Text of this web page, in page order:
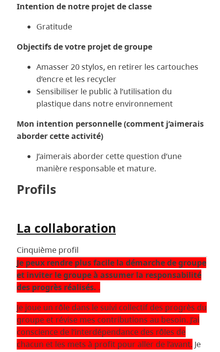
Intention de notre projet de classe
Gratitude
Objectifs de votre projet de groupe
Amasser 20 stylos, en retirer les cartouches
d’encre et les recycler
Sensibiliser le public à l’utilisation du
plastique dans notre environnement
Mon intention personnelle (comment j’aimerais
aborder cette activité)
J’aimerais aborder cette question d’une
manière responsable et mature.
Profils
La collaboration
Cinquième profil
Je peux rendre plus facile la démarche de groupe
et inviter le groupe à assumer la responsabilité
des progrès réalisés. .
Je joue un rôle dans le suivi collectif des progrès du
groupe et révise mes contributions au besoin. J’ai
conscience de l’interdépendance des rôles de
chacun et les mets à profit pour aller de l’avant. Je